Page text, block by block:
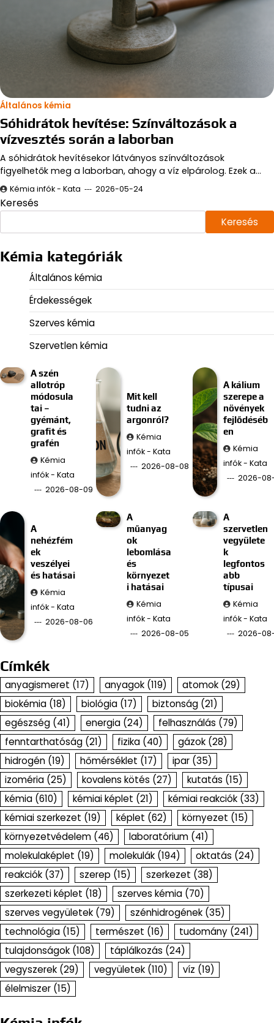
Általános kémia
Sóhidrátok hevítése: Színváltozások a
vízvesztés során a laborban
A sóhidrátok hevítésekor látványos színváltozások
figyelhetők meg a laborban, ahogy a víz elpárolog. Ezek a…
Kémia infók - Kata 2026-05-24
Keresés
Keresés
Kémia kategóriák
Általános kémia
Érdekességek
Szerves kémia
Szervetlen kémia
A szén
allotróp
módosula
tai –
gyémánt,
grafit és
grafén
Kémia
infók - Kata
2026-08-09
Mit kell
tudni az
argonról?
Kémia
infók - Kata
2026-08-08
A kálium
szerepe a
növények
fejlődéséb
en
Kémia
infók - Kata
2026-
A
nehézfém
ek
veszélyei
és hatásai
Kémia
infók - Kata
2026-08-06
A
műanyag
ok
lebomlása
és
környezet
i hatásai
Kémia
infók - Kata
2026-08-05
A
szervetlen
vegyülete
k
legfontos
abb
típusai
Kémia
infók - Kata
2026-
Címkék
anyagismeret (17) anyagok (119) atomok (29)
biokémia (18) biológia (17) biztonság (21)
egészség (41) energia (24) felhasználás (79)
fenntarthatóság (21) fizika (40) gázok (28)
hidrogén (19) hőmérséklet (17) ipar (35)
izoméria (25) kovalens kötés (27) kutatás (15)
kémia (610) kémiai képlet (21) kémiai reakciók (33)
kémiai szerkezet (19) képlet (62) környezet (15)
környezetvédelem (46) laboratórium (41)
molekulaképlet (19) molekulák (194) oktatás (24)
reakciók (37) szerep (15) szerkezet (38)
szerkezeti képlet (18) szerves kémia (70)
szerves vegyületek (79) szénhidrogének (35)
technológia (15) természet (16) tudomány (241)
tulajdonságok (108) táplálkozás (24)
vegyszerek (29) vegyületek (110) víz (19)
élelmiszer (15)